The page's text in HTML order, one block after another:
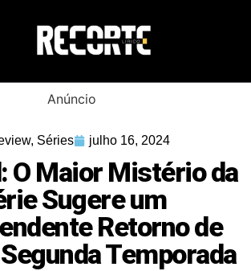
Anúncio
, Séries julho 16, 2024
O Maior Mistério da
Sugere um
Retorno de
Temporada